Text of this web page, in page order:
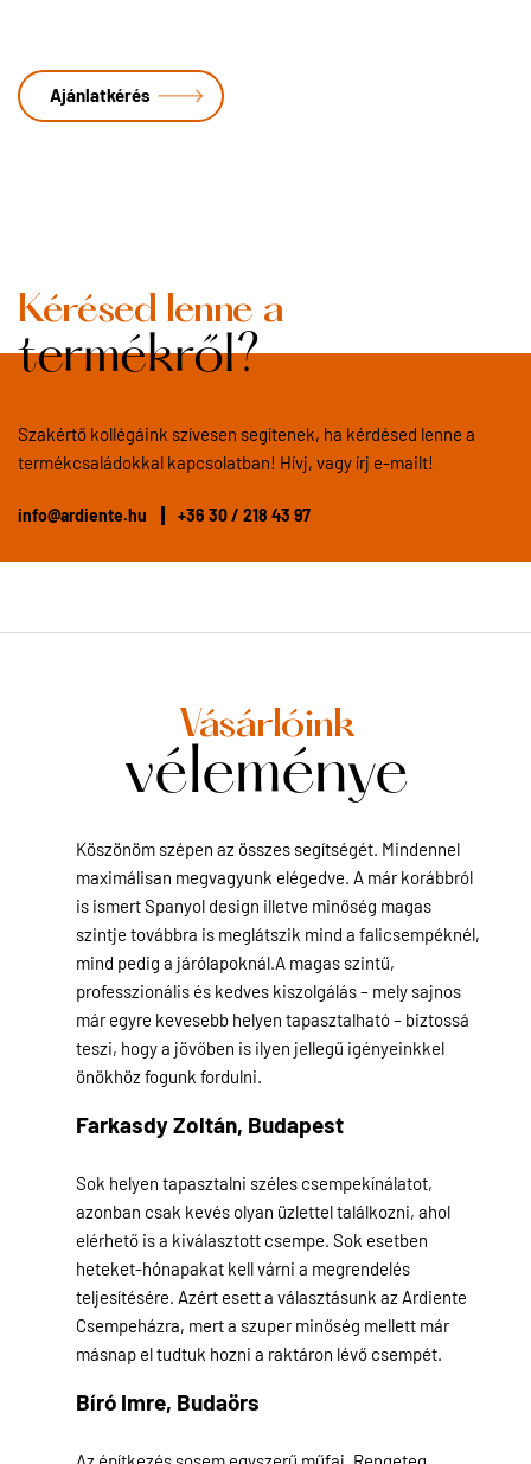
Kérésed lenne a
termékről?
Szakértő kollégáink szívesen segítenek, ha kérdésed lenne a
termékcsaládokkal kapcsolatban! Hívj, vagy írj e-mailt!
info@ardiente.hu +36 30 / 218 43 97
Vásárlóink
véleménye
Köszönöm szépen az összes segítségét. Mindennel
maximálisan megvagyunk elégedve. A már korábbról
is ismert Spanyol design illetve minőség magas
szintje továbbra is meglátszik mind a falicsempéknél,
mind pedig a járólapoknál.A magas szintű,
professzionális és kedves kiszolgálás – mely sajnos
már egyre kevesebb helyen tapasztalható – biztossá
teszi, hogy a jövőben is ilyen jellegű igényeinkkel
önökhöz fogunk fordulni.
Farkasdy Zoltán, Budapest
Sok helyen tapasztalni széles csempekínálatot,
azonban csak kevés olyan üzlettel találkozni, ahol
elérhető is a kiválasztott csempe. Sok esetben
heteket-hónapakat kell várni a megrendelés
teljesítésére. Azért esett a választásunk az Ardiente
Csempeházra, mert a szuper minőség mellett már
másnap el tudtuk hozni a raktáron lévő csempét.
Bíró Imre, Budaörs
Az építkezés sosem egyszerű műfaj. Rengeteg